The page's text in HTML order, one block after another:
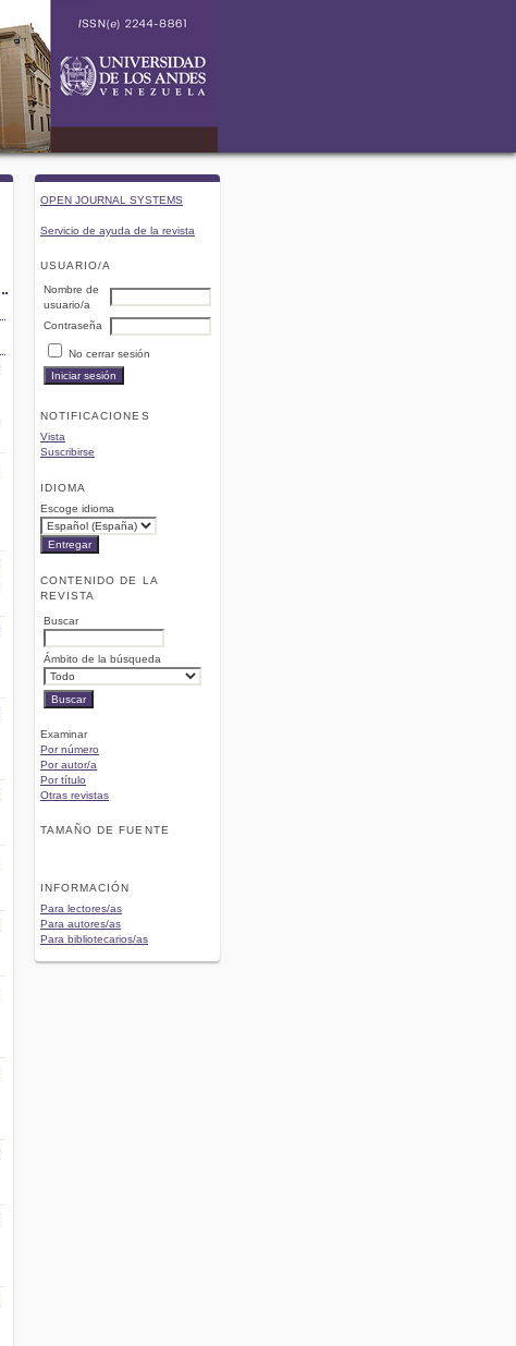
OPEN JOURNAL SYSTEMS
Servicio de ayuda de la revista
USUARIO/A
Nombre de
usuario/a
Contraseña
No cerrar sesión
NOTIFICACIONES
Vista
Suscribirse
IDIOMA
Escoge idioma
CONTENIDO DE LA
REVISTA
Buscar
Ámbito de la búsqueda
Examinar
Por número
Por autor/a
Por título
Otras revistas
TAMAÑO DE FUENTE
INFORMACIÓN
Para lectores/as
Para autores/as
Para bibliotecarios/as